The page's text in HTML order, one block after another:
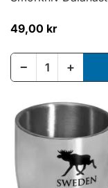
49,00 kr
− +